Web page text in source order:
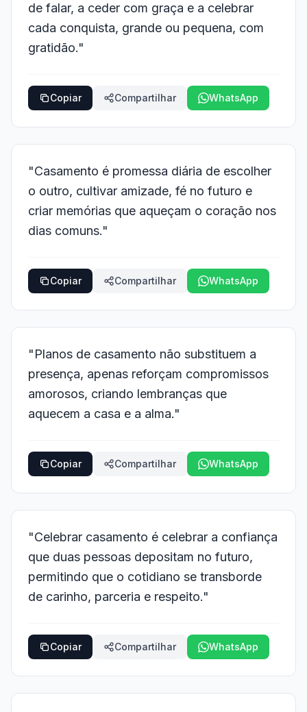
de falar, a ceder com graça e a celebrar
cada conquista, grande ou pequena, com
gratidão."
Copiar Compartilhar WhatsApp
"Casamento é promessa diária de escolher
o outro, cultivar amizade, fé no futuro e
criar memórias que aqueçam o coração nos
dias comuns."
Copiar Compartilhar WhatsApp
"Planos de casamento não substituem a
presença, apenas reforçam compromissos
amorosos, criando lembranças que
aquecem a casa e a alma."
Copiar Compartilhar WhatsApp
"Celebrar casamento é celebrar a confiança
que duas pessoas depositam no futuro,
permitindo que o cotidiano se transborde
de carinho, parceria e respeito."
Copiar Compartilhar WhatsApp